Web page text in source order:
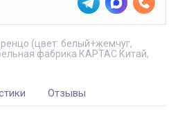
(цвет: белый+жемчуг,
фабрика КАРТАС Китай
Отзывы